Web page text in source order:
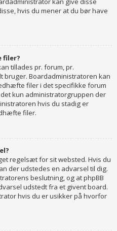
hvis du mener at du bør have
filer?
tillades pr. forum, pr.
bruger. Boardadministratoren kan
filer i det specifikke forum
kun administratorgruppen der
hvis du stadig er
filer.
regelsæt for sit websted. Hvis du
der udstedes en advarsel til dig.
beslutning, og at phpBB
udstedt fra et givent board.
hvis du er usikker på hvorfor